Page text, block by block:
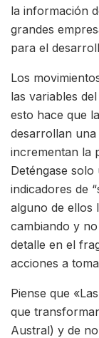
la información
grandes
para el
Los
las variables
esto hace que
desarrollan una
incrementan la
Deténgase
indicadores de
alguno de ellos
cambiando y
detalle en el
acciones a
Piense que
que
Austral) y de